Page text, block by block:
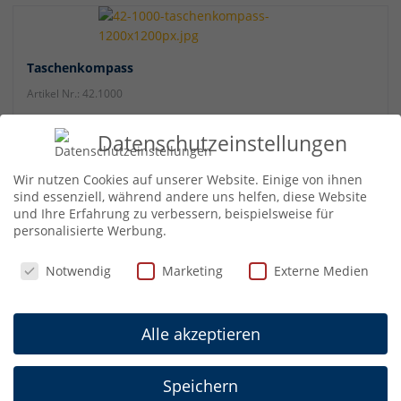
Taschenkompass
Artikel Nr.: 42.1000
Home» Sport & Freizeit Outdoor Kompasse
Bedienungsanleitungen
Allgemeine Produktsicherheit
AGB Fachhandel
Datenschutzeinstellungen
Wir nutzen Cookies auf unserer Website. Einige von ihnen
sind essenziell, während andere uns helfen, diese Website
und Ihre Erfahrung zu verbessern, beispielsweise für
personalisierte Werbung.
Datenschutzeinstellungen
Notwendig Marketing Externe Medien
Alle akzeptieren
Speichern